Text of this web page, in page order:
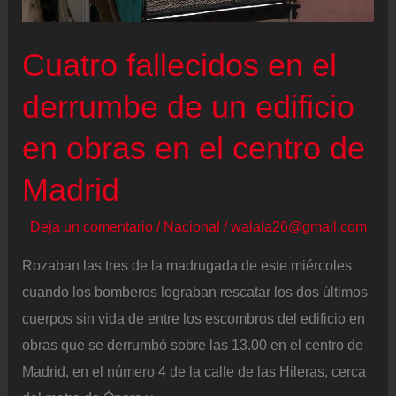
economía
Cuatro fallecidos en el
derrumbe de un edificio
en obras en el centro de
Madrid
Deja un comentario / Nacional /walala26@gmail.com
Rozaban las tres de la madrugada de este miércoles
cuando los bomberos lograban rescatar los dos últimos
cuerpos sin vida de entre los escombros del edificio en
obras que se derrumbó sobre las 13.00 en el centro de
Madrid, en el número 4 de la calle de las Hileras, cerca